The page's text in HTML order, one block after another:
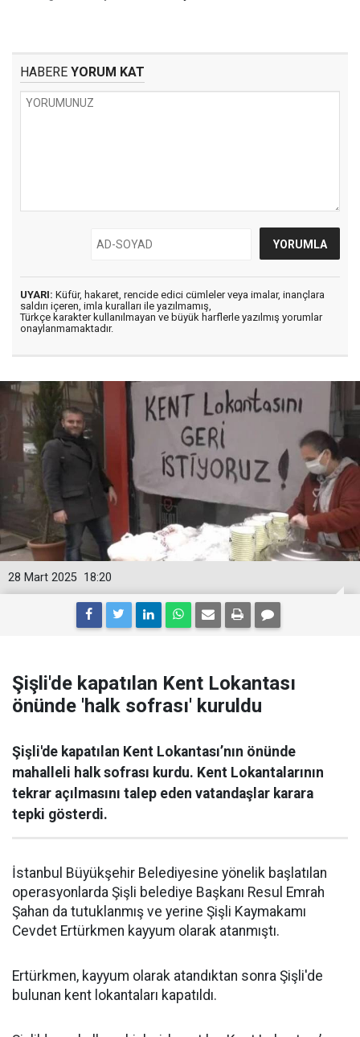
HABERE YORUM KAT
UYARI: Küfür, hakaret, rencide edici cümleler veya imalar, inançlara
saldırı içeren, imla kuralları ile yazılmamış,
Türkçe karakter kullanılmayan ve büyük harflerle yazılmış yorumlar
onaylanmamaktadır.
18:20
28 Mart 2025
Şişli'de kapatılan Kent Lokantası
önünde 'halk sofrası' kuruldu
Şişli'de kapatılan Kent Lokantası’nın önünde
mahalleli halk sofrası kurdu. Kent Lokantalarının
tekrar açılmasını talep eden vatandaşlar karara
tepki gösterdi.
İstanbul Büyükşehir Belediyesine yönelik başlatılan
operasyonlarda Şişli belediye Başkanı Resul Emrah
Şahan da tutuklanmış ve yerine Şişli Kaymakamı
Cevdet Ertürkmen kayyum olarak atanmıştı.
Ertürkmen, kayyum olarak atandıktan sonra Şişli'de
bulunan kent lokantaları kapatıldı.